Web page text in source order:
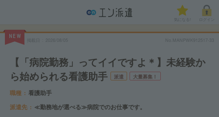
気になる!
NEW
2026/08/05 No.MANPWK912517-33
【「病院勤務」ってイイですよ＊】未経験か
ら始められる看護助手
派遣 大量募集！
職種
看護助手
派遣先
≪勤務地が選べる≫病院でのお仕事です。